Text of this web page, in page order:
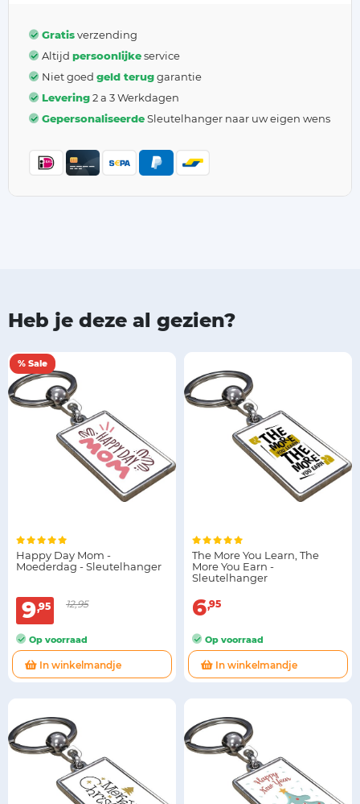
Gratisverzending
Altijd persoonlijkeservice
Niet goed geld teruggarantie
Levering2 a 3 Werkdagen
GepersonaliseerdeSleutelhanger naar uw eigen wens
Heb je deze al gezien?
% Sale
Happy Day Mom -
Moederdag - Sleutelhanger
9 95 12,95
Op voorraad
In winkelmandje
The More You Learn, The
More You Earn -
Sleutelhanger
6 95
Op voorraad
In winkelmandje